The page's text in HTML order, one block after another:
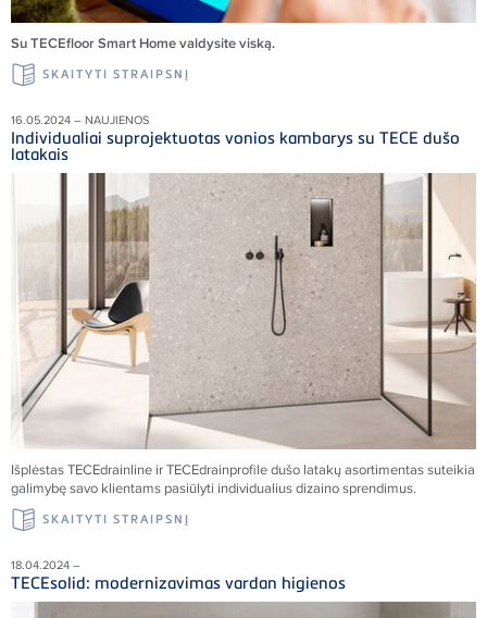
Su TECEfloor Smart Home valdysite viską.
SKAITYTI STRAIPSNĮ
16.05.2024 – NAUJIENOS
Individualiai suprojektuotas vonios kambarys su TECE dušo
latakais
Išplėstas TECEdrainline ir TECEdrainprofile dušo latakų asortimentas suteikia
galimybę savo klientams pasiūlyti individualius dizaino sprendimus.
SKAITYTI STRAIPSNĮ
18.04.2024 –
TECEsolid: modernizavimas vardan higienos